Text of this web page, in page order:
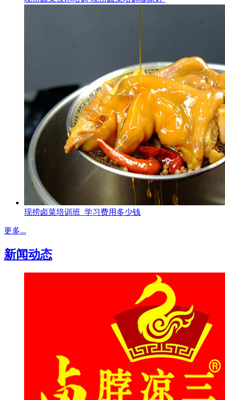
现捞卤菜培训班_学习费用多少钱
更多...
新闻动态